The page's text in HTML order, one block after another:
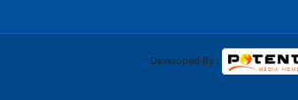
Developed By :